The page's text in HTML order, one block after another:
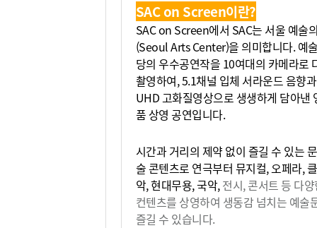
SAC on Screen이란?
SAC on Screen에서 SAC는 서울 예술
(Seoul Arts Center)을 의미합니다. 예
당의 우수공연작을 10여대의 카메라로
촬영하여, 5.1채널 입체 서라운드 음향
UHD 고화질영상으로 생생하게 담아낸
품 상영 공연입니다.
시간과 거리의 제약 없이 즐길 수 있는
술 콘텐츠로 연극부터 뮤지컬, 오페라,
악, 현대무용, 국악,전시, 콘서트 등 다
컨텐츠를 상영하여 생동감 넘치는 예술
즐길 수 있습니다.